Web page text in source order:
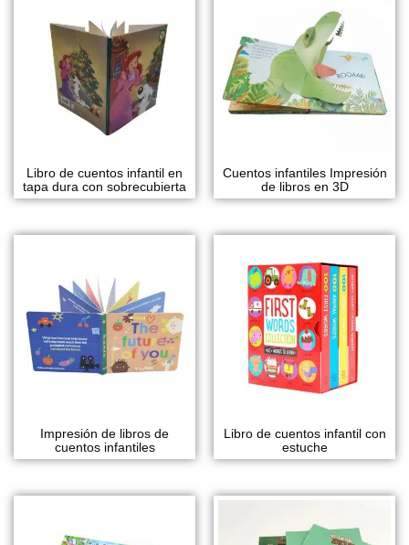
Libro de cuentos infantil en
tapa dura con sobrecubierta
Cuentos infantiles Impresión
de libros en 3D
Impresión de libros de
cuentos infantiles
Libro de cuentos infantil con
estuche